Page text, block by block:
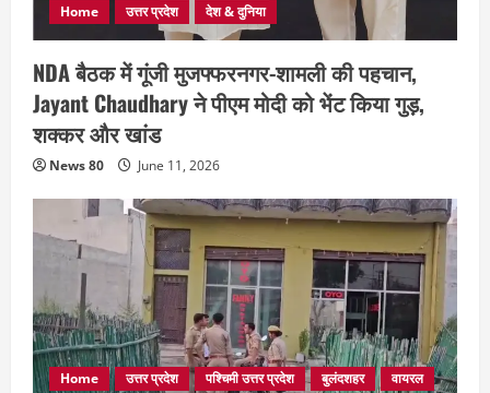
Home उत्तर प्रदेश देश & दुनिया
NDA बैठक में गूंजी मुजफ्फरनगर-शामली की पहचान,
Jayant Chaudhary ने पीएम मोदी को भेंट किया गुड़,
शक्कर और खांड
News 80 June 11, 2026
Home उत्तर प्रदेश पश्चिमी उत्तर प्रदेश बुलंदशहर
वायरल